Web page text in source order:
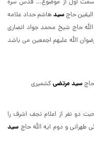
اول از موضوع... قدس سره
حاجسیدهاشم حداد علامه
حاج شیخ محمد جواد انصاری
الله علیهم اجمعین می باشد
سید مرتضیکشمیری
دو نفر از اعلام نجف اشرف را
طهرانی و دوم ایه الله حاج سید